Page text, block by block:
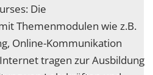
Die
Themenmodulen wie z.B.
Online-Kommunikation
tragen zur Ausbildung